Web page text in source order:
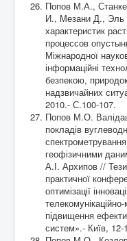
Попов М.А.,
И., Мезани Д., Эль
характеристик
процессов
Міжнародної
інформаційні
безпекою,
надзвичайних
2010.- С.100-107.
Попов М.О.
покладів
геофізичними
А.І. Архипов //
практичної
оптимізації
підвищення
систем».- Київ,